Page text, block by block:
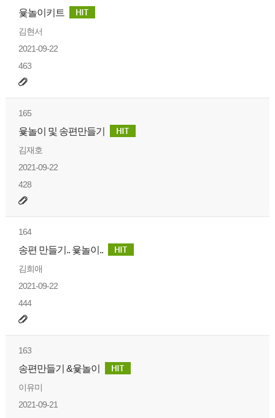
윷놀이키트
김현서
2021-09-22
463
165
윷놀이 및 송편만들기
김재호
2021-09-22
428
164
송편 만들기.. 윷놀이..
김희애
2021-09-22
444
163
송편만들기 &윷놀이
이유미
2021-09-21